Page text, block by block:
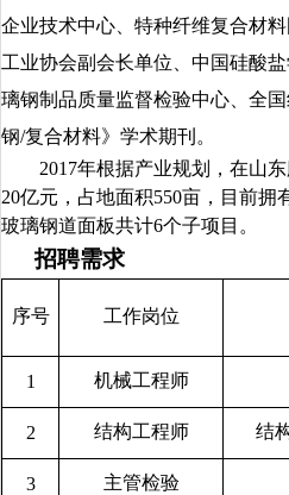
企业技术中心、 特种纤维复合材
工业协会副会长单位、中国硅酸
璃钢制品质量监督检验中心、全
钢/复合材料》学术期刊。
2017年根据产业规划，在山
20亿元，占地面积550亩，目前
玻璃钢道面板共计6个子项目。
招聘需求
序号 工作岗位
1 机械工程师
2 结构工程师 结
3 主管检验